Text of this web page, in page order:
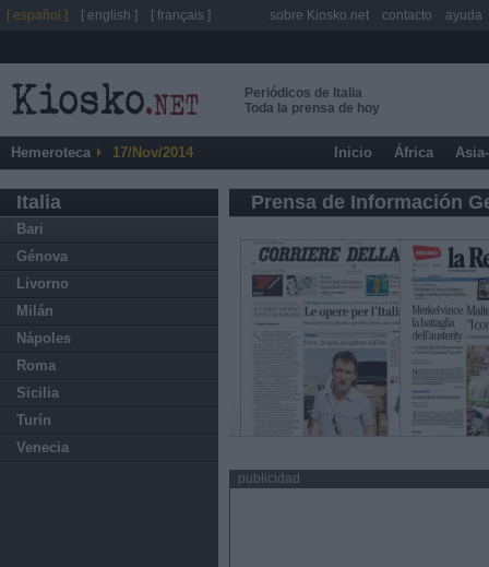
Periódicos de Italia
Toda la prensa de hoy
Hemeroteca 17/Nov/2014 Inicio África
Italia
Bari
Génova
Livorno
Milán
Nápoles
Roma
Sicilia
Turín
Venecia
Prensa de Información
publicidad
[ español ] [ english ] [ français ] sobre Kiosko.net contacto ayuda